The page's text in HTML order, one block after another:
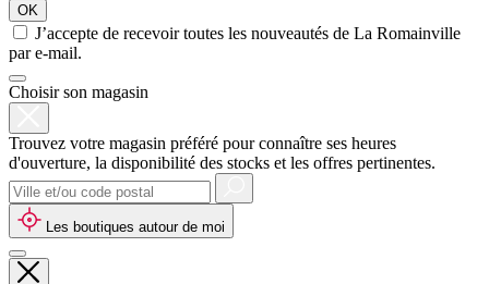
OK
J’accepte de recevoir toutes les nouveautés de La Romainville
par e-mail.
Choisir son magasin
Trouvez votre magasin préféré pour connaître ses heures
d'ouverture, la disponibilité des stocks et les offres pertinentes.
Les boutiques autour de moi